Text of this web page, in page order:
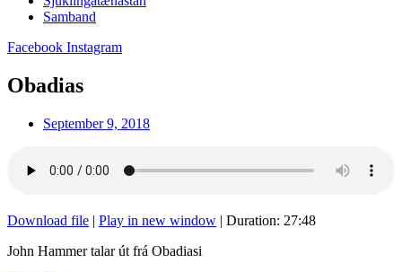
Samband
Facebook Instagram
Obadias
September 9, 2018
Download file | Play in new window | Duration: 27:48
John Hammer talar út frá Obadiasi